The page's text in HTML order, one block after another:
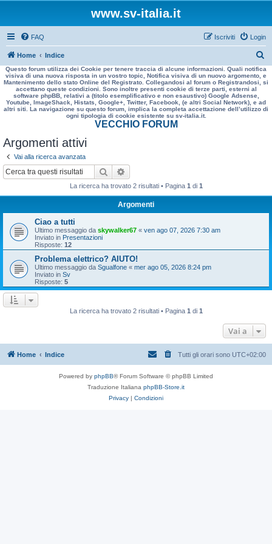
www.sv-italia.it
FAQ Login
Iscriviti
Home Indice
e
r
a
Questo forum utilizza dei Cookie per tenere traccia di alcune informazioni. Quali notifica
visiva di una nuova risposta in un vostro topic, Notifica visiva di un nuovo argomento, e
Mantenimento dello stato Online del Registrato. Collegandosi al forum o Registrandosi, si
accettano queste condizioni. Sono inoltre presenti cookie di terze parti, esterni al
software phpBB, relativi a (titolo esemplificativo e non esaustivo) Google Adsense,
Youtube, ImageShack, Histats, Google+, Twitter, Facebook, (e altri Social Network), e ad
altri siti. La navigazione su questo forum, implica la completa accettazione dell’utilizzo di
ogni tipologia di cookie esistente su sv-italia.it.
VECCHIO FORUM
Argomenti attivi
Vai alla ricerca avanzata
Cerca
La ricerca ha trovato 2 risultati • Pagina 1 di 1
Argomenti
Ciao a tutti
Ultimo messaggio da skywalker67 « ven ago 07, 2026 7:30 am
Inviato in Presentazioni
Risposte: 12
Problema elettrico? AIUTO!
Ultimo messaggio da Sgualfone « mer ago 05, 2026 8:24 pm
Inviato in Sv
Risposte: 5
La ricerca ha trovato 2 risultati • Pagina 1 di 1
Vai a
Home Indice Tutti gli orari sono UTC+02:00
Powered by phpBB® Forum Software © phpBB Limited
Traduzione Italiana phpBB-Store.it
Privacy | Condizioni